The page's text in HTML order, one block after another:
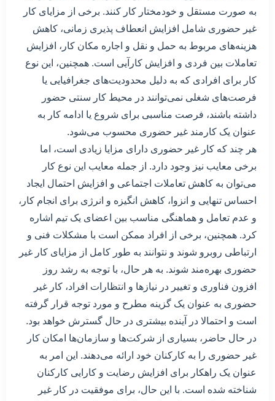
به صورت مستقل و خودمختار کار کنند. برخی از مزایای کار
غیر حضوری شامل افزایش انعطاف پذیری زمانی، کاهش
هزینه‌های مربوط به حمل و نقل و اجاره مکان کار، افزایش
تعاملات بین فردی و افزایش کارآیی است. همچنین، این نوع
کار برای افرادی که به دلیل محدودیت‌های جغرافیایی یا
فرصت‌های شغلی نمی‌توانند در محیط کار سنتی حضور
داشته باشند، فرصت مناسبی برای شروع یا ادامه کار به
عنوان یک کارمند غیر حضوری محسوب می‌شود.
هر چند که کار غیر حضوری دارای مزایا زیادی است، اما
برخی معایب نیز وجود دارد. از جمله معایب این نوع کار
می‌توان به کاهش تعاملات اجتماعی و افزایش احتمال ایجاد
احساس تنهایی و انزوا، کاهش انگیزه و انرژی برای انجام کار،
و عدم تعامل و هماهنگی مناسب بین اعضای یک تیم اشاره
کرد. همچنین، برخی از افراد ممکن است با مشکلات فنی و
ارتباطی روبرو شوند و نتوانند به طور کامل از مزایای کار غیر
حضوری بهره‌مند شوند. به هر حال، با توجه به رشد روز
افزون فناوری و تغییر در نیازها و انتظارات افراد، کار غیر
حضوری به عنوان یک گزینه مطرح و مورد توجه قرار گرفته
است و احتمالا در آینده بیشتری در حال گسترش خواهد بود.
در حال حاضر، بسیاری از شرکت‌ها و سازمان‌ها امکان کار
غیر حضوری را به کارکنان خود ارائه می‌دهند. این امر به
عنوان یک راهکار برای افزایش رضایت و کارایی کارکنان
شناخته شده است. با این حال، برای موفقیت در کار غیر